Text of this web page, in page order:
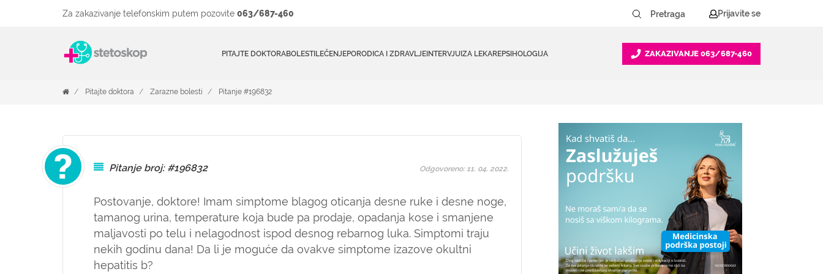
Za zakazivanje telefonskim putem pozovite 063/687-460 Prijavite se
PITAJTE DOKTORABOLESTILEČENJEPORODICA I ZDRAVLJEINTERVJUIZA LEKAREPSIHOLOGIJA ZAKAZIVANJE 063/687-460
Pitajte doktora Zarazne bolesti Pitanje #196832
Pitanje broj: #196832
Postovanje, doktore! Imam simptome blagog oticanja desne ruke i desne noge,
tamanog urina, temperature koja bude pa prodaje, opadanja kose i smanjene
maljavosti po telu i nelagodnost ispod desnog rebarnog luka. Simptomi traju
nekih godinu dana! Da li je moguće da ovakve simptome izazove okultni
hepatitis b?
Odgovoreno: 11. 04. 2022.